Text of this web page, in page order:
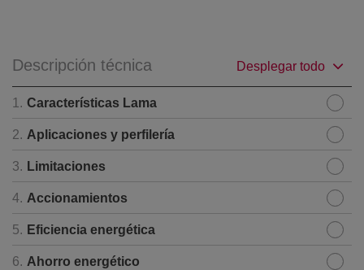
Descripción técnica Desplegar todo
1. Características Lama
2. Aplicaciones y perfilería
3. Limitaciones
4. Accionamientos
5. Eficiencia energética
6. Ahorro energético